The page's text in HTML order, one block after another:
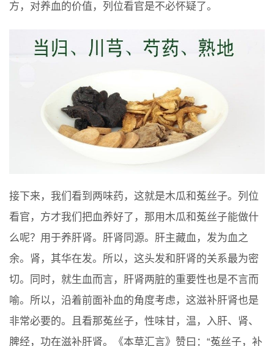
方，对养血的价值，列位看官是不必怀疑了。
接下来，我们看到两味药，这就是木瓜和菟丝子。列位
看官，方才我们把血养好了，那用木瓜和菟丝子能做什
么呢？用于养肝肾。肝肾同源。肝主藏血，发为血之
余。肾，其华在发。所以，这头发和肝肾的关系最为密
切。同时，就生血而言，肝肾两脏的重要性也是不言而
喻。所以，沿着前面补血的角度考虑，这滋补肝肾也是
非常必要的。且看那菟丝子，性味甘，温，入肝、肾、
脾经，功在滋补肝肾。《本草汇言》赞曰：“菟丝子，补